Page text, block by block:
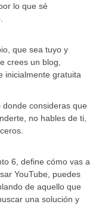
lo que sé
que sea tuyo y
crees un blog,
inicialmente gratuita
consideras que
no hables de ti,
6, define cómo vas a
YouTube, puedes
de aquello que
una solución y